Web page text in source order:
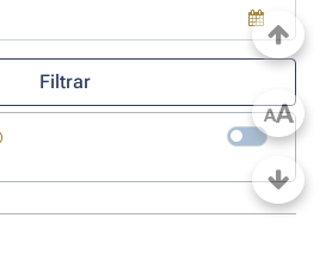
baixo para abrir o calendário; Use as
Filtrar
AA